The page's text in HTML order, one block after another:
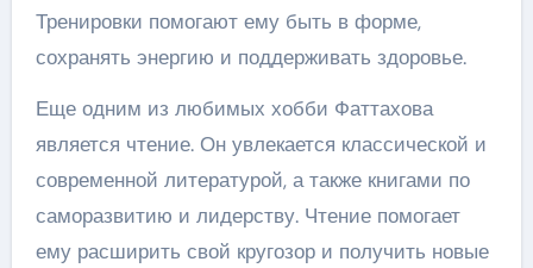
Тренировки помогают ему быть в форме,
сохранять энергию и поддерживать здоровье.
Еще одним из любимых хобби Фаттахова
является чтение. Он увлекается классической и
современной литературой, а также книгами по
саморазвитию и лидерству. Чтение помогает
ему расширить свой кругозор и получить новые